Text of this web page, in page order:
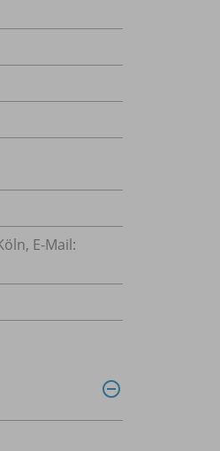
E-Mail: